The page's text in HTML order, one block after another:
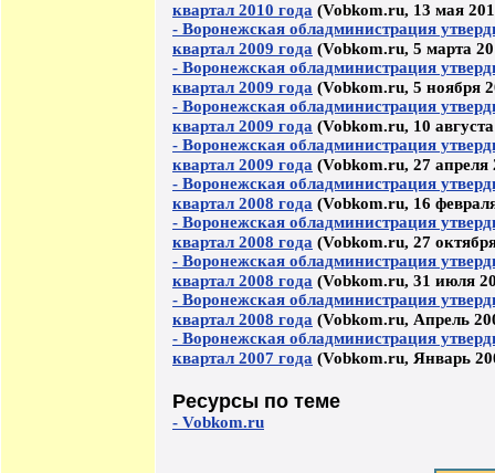
квартал 2010 года (Vobkom.ru, 13 мая
- Воронежская обладминистрация
квартал 2009 года (Vobkom.ru, 5 марта
- Воронежская обладминистрация
квартал 2009 года (Vobkom.ru, 5 ноября
- Воронежская обладминистрация
квартал 2009 года (Vobkom.ru, 10
- Воронежская обладминистрация
квартал 2009 года (Vobkom.ru, 27 апреля
- Воронежская обладминистрация
квартал 2008 года (Vobkom.ru, 16
- Воронежская обладминистрация
квартал 2008 года (Vobkom.ru, 27
- Воронежская обладминистрация
квартал 2008 года (Vobkom.ru, 31 июля
- Воронежская обладминистрация
квартал 2008 года (Vobkom.ru, Апрель
- Воронежская обладминистрация
квартал 2007 года (Vobkom.ru, Январь
Ресурсы по теме
- Vobkom.ru